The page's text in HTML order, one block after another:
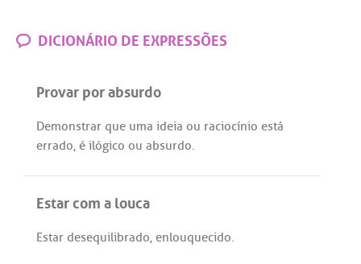
DICIONÁRIO DE EXPRESSÕES
Provar por absurdo
Demonstrar que uma ideia ou raciocínio está
errado, é ilógico ou absurdo.
Estar com a louca
Estar desequilibrado, enlouquecido.